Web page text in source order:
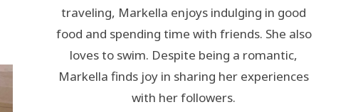
traveling, Markella enjoys indulging in good
food and spending time with friends. She also
loves to swim. Despite being a romantic,
Markella finds joy in sharing her experiences
with her followers.